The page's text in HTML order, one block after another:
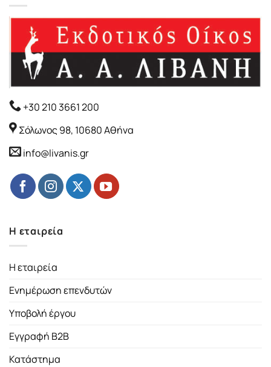
+30 210 3661 200
Σόλωνος 98, 10680 Αθήνα
info@livanis.gr
Η εταιρεία
Η εταιρεία
Ενημέρωση επενδυτών
Υποβολή έργου
Εγγραφή B2B
Κατάστημα